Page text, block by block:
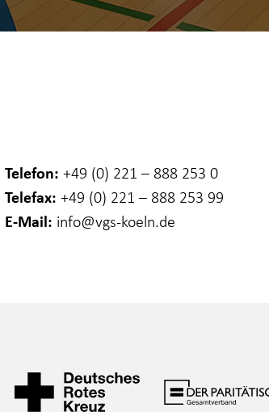
Telefon: +49 (0) 221 – 888 253 0
Telefax: +49 (0) 221 – 888 253 99
E-Mail: info@vgs-koeln.de